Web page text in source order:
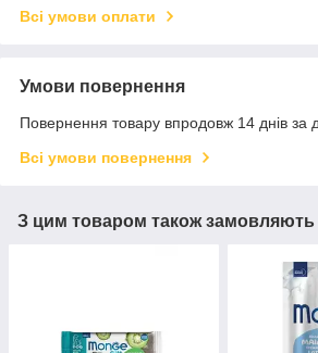
Всі умови оплати
Умови повернення
Повернення товару впродовж 14 днів за
Всі умови повернення
З цим товаром також замовляють